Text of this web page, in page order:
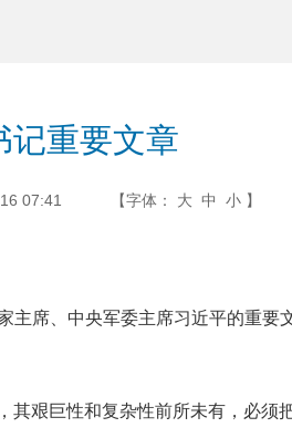
记重要文章
07:41 【字体： 大 中 小 】
席、中央军委主席习近平的重要
艰巨性和复杂性前所未有，必须